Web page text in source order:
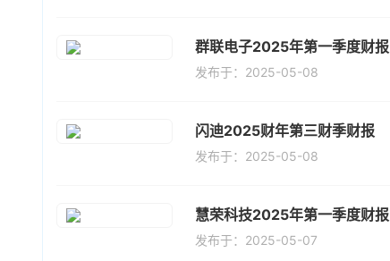
群联电子2025年第一季度财报
发布于：2025-05-08
闪迪2025财年第三财季财报
发布于：2025-05-08
慧荣科技2025年第一季度财报
发布于：2025-05-07